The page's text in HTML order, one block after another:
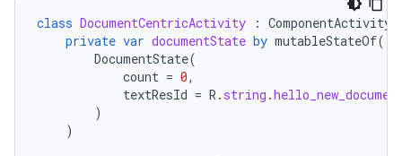
class DocumentCentricActivity : ComponentActivity
private var documentState by mutableStateOf(
DocumentState(
count = 0,
textResId = R . string .
)
)